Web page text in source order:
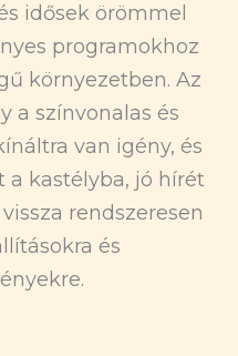
idősek örömmel
programokhoz
környezetben. Az
a színvonalas és
van igény, és
a kastélyba, jó hírét
rendszeresen
és